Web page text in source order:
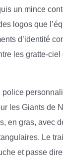
un mince
logos que
d’identité
les gratte-
police
les Giants de
en gras, avec
Le
et passe